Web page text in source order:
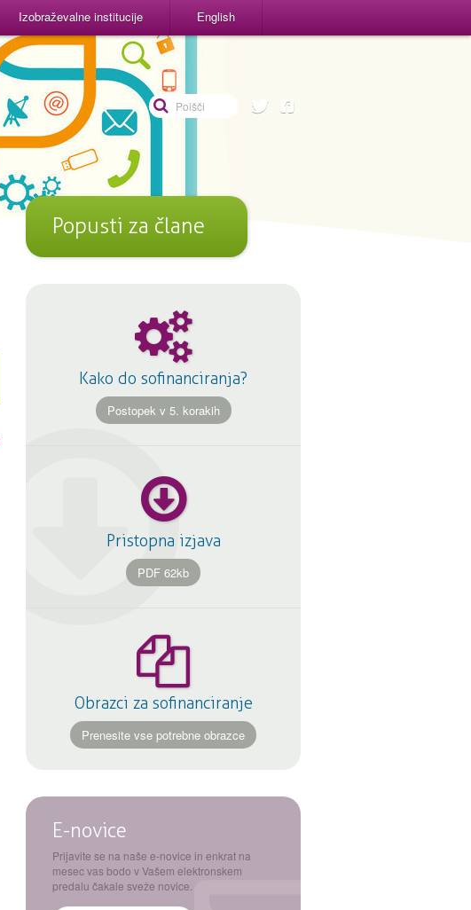
Izobraževalne institucije English
Popusti za člane
Kako do sofinanciranja?
Postopek v 5. korakih
Pristopna izjava
PDF 62kb
Obrazci za sofinanciranje
Prenesite vse potrebne obrazce
E-novice
Prijavite se na naše e-novice in enkrat na
mesec vas bodo v Vašem elektronskem
predalu čakale sveže novice.